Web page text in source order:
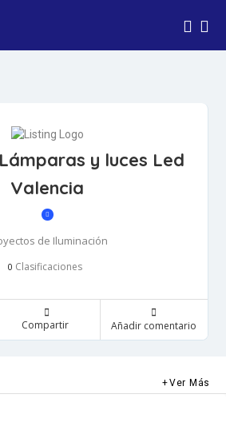
y luces Led
Valencia
de Iluminación
0 Clasificaciones
Compartir Añadir comentario
Ver Más